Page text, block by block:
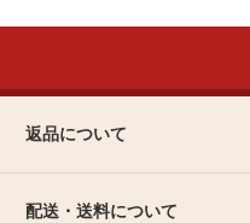
返品について
配送・送料について